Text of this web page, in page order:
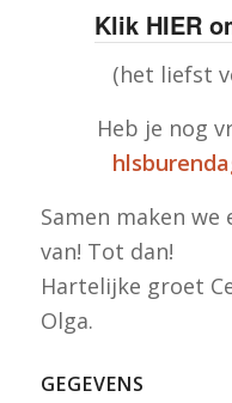
Klik HIER
(het liefst
Heb je nog
Samen maken
van! Tot dan!
Hartelijke groet
Olga.
GEGEVENS